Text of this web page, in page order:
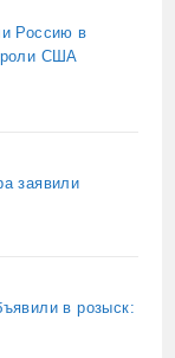
Россию в
роли США
заявили
в розыск: